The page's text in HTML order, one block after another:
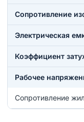
Сопротивление
Электрическая
Коэффициент
Рабочее
Сопротивление